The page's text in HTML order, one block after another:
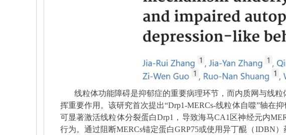
线粒体功能障碍是抑郁症的重要病理环节，而内质网与线粒
挥重要作用。该研究首次提出“Drp1-MERCs-线粒体自噬”轴在抑
可显著激活线粒体分裂蛋白Drp1 ，导致海马CA1 区神经元内
行为。通过阻断MERCs锚定蛋白GRP75或使用异丁醌（IDBN）